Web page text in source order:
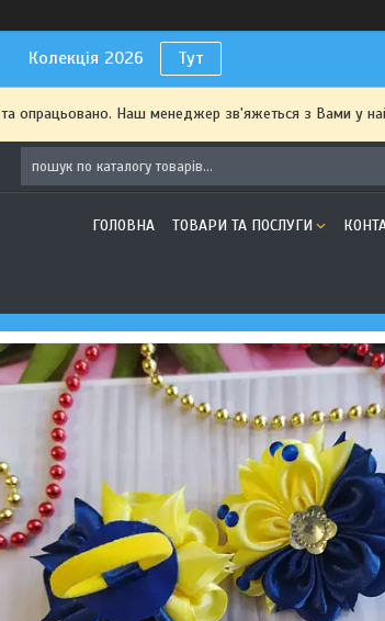
Колекція 2026 Тут
опрацьовано. Наш менеджер зв'яжеться з Вами у
ГОЛОВНА ТОВАРИ ТА ПОСЛУГИ